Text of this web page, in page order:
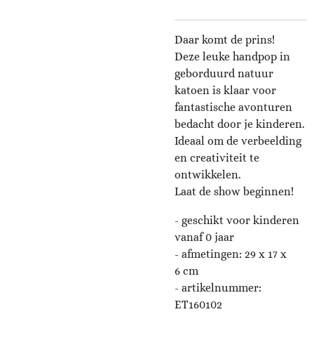
Daar komt de prins!
Deze leuke handpop in
geborduurd natuur
katoen is klaar voor
fantastische avonturen
bedacht door je kinderen.
Ideaal om de verbeelding
en creativiteit te
ontwikkelen.
Laat de show beginnen!
- geschikt voor kinderen
vanaf 0 jaar
- afmetingen: 29 x 17 x
6 cm
- artikelnummer:
ET160102